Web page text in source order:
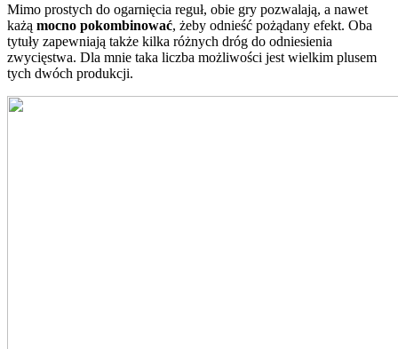
Mimo prostych do ogarnięcia reguł, obie gry pozwalają, a nawet
każą mocno pokombinować, żeby odnieść pożądany efekt. Oba
tytuły zapewniają także kilka różnych dróg do odniesienia
zwycięstwa. Dla mnie taka liczba możliwości jest wielkim plusem
tych dwóch produkcji.